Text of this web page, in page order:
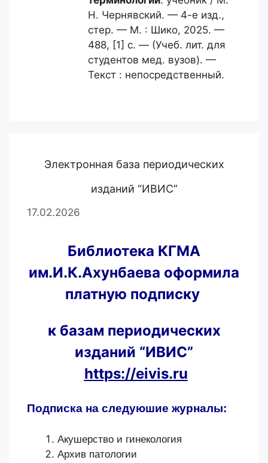
Н. Чернявский. — 4-е изд.,
стер. — М. : Шико, 2025. —
488, [1] с. — (Учеб. лит. для
студентов мед. вузов). —
Текст : непосредственный.
Электронная база периодических
изданий “ИВИС”
17.02.2026
Библиотека КГМА
им.И.К.Ахунбаева оформила
платную подписку
к базам периодических
изданий “ИВИС”
https://eivis.ru
Подписка на следуюшие журналы:
Акушерство и гинекология
Архив патологии